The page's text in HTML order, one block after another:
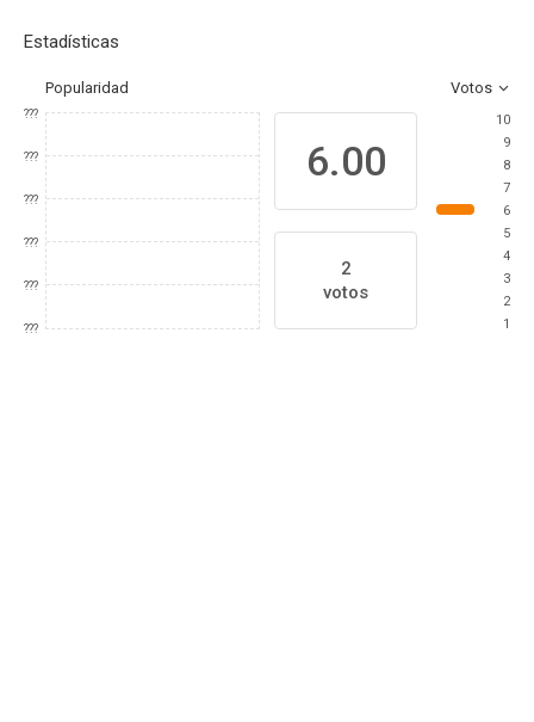
Estadísticas
Popularidad Votos
???
???
???
???
???
???
6.00
2
votos
10
9
8
7
6
5
4
3
2
1